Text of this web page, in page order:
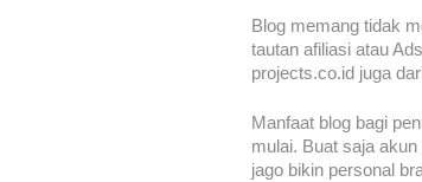
Blog memang tidak
tautan afiliasi atau
projects.co.id juga
Manfaat blog bagi
mulai. Buat saja
jago bikin personal